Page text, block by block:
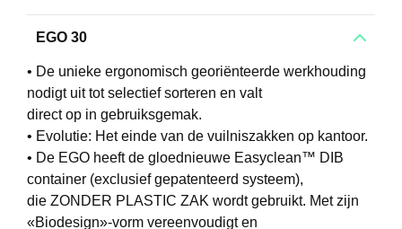
EGO 30
• De unieke ergonomisch georiënteerde werkhouding
nodigt uit tot selectief sorteren en valt
direct op in gebruiksgemak.
• Evolutie: Het einde van de vuilniszakken op kantoor.
• De EGO heeft de gloednieuwe Easyclean™ DIB
container (exclusief gepatenteerd systeem),
die ZONDER PLASTIC ZAK wordt gebruikt. Met zijn
«Biodesign»-vorm vereenvoudigt en